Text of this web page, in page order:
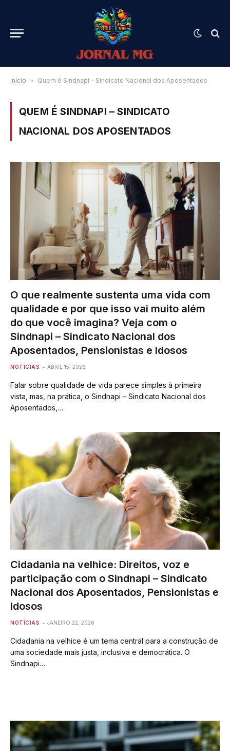
Início » Quem é Sindnapi - Sindicato Nacional dos Aposentados
QUEM É SINDNAPI – SINDICATO
NACIONAL DOS APOSENTADOS
O que realmente sustenta uma vida com
qualidade e por que isso vai muito além
do que você imagina? Veja com o
Sindnapi – Sindicato Nacional dos
Aposentados, Pensionistas e Idosos
NOTÍCIAS ABRIL 15, 2026
Falar sobre qualidade de vida parece simples à primeira
vista, mas, na prática, o Sindnapi – Sindicato Nacional dos
Aposentados,…
Cidadania na velhice: Direitos, voz e
participação com o Sindnapi – Sindicato
Nacional dos Aposentados, Pensionistas e
Idosos
NOTÍCIAS JANEIRO 22, 2026
Cidadania na velhice é um tema central para a construção de
uma sociedade mais justa, inclusiva e democrática. O
Sindnapi…